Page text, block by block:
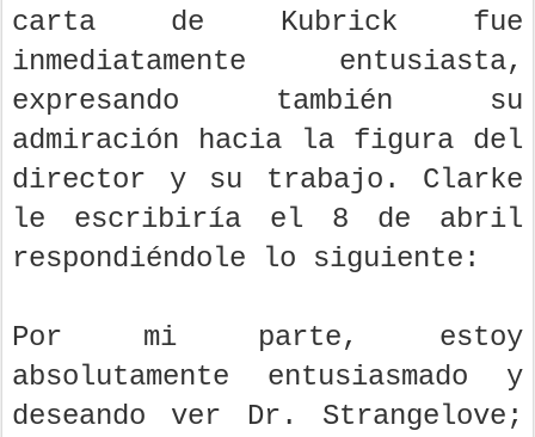
carta de Kubrick fue
inmediatamente entusiasta,
expresando también su
admiración hacia la figura del
director y su trabajo. Clarke
le escribiría el 8 de abril
respondiéndole lo siguiente:
Por mi parte, estoy
absolutamente entusiasmado y
deseando ver Dr. Strangelove;